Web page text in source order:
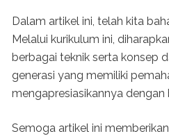
Dalam artikel ini, telah kita
Melalui kurikulum ini,
berbagai teknik serta konsep
generasi yang memiliki
mengapresiasikannya dengan
Semoga artikel ini